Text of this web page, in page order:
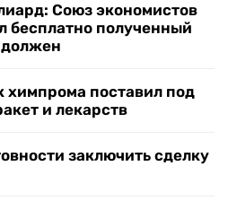
Союз экономистов
бесплатно полученный
должен
химпрома поставил под
и лекарств
заключить сделку